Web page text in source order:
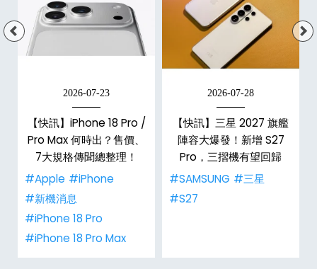
2026-07-23
【快訊】iPhone 18 Pro /
Pro Max 何時出？售價、
7大規格傳聞總整理！
#Apple #iPhone
#新機消息
#iPhone 18 Pro
#iPhone 18 Pro Max
2026-07-28
【快訊】三星 2027 旗艦
陣容大爆發！新增 S27
Pro，三摺機有望回歸
#SAMSUNG #三星
#S27